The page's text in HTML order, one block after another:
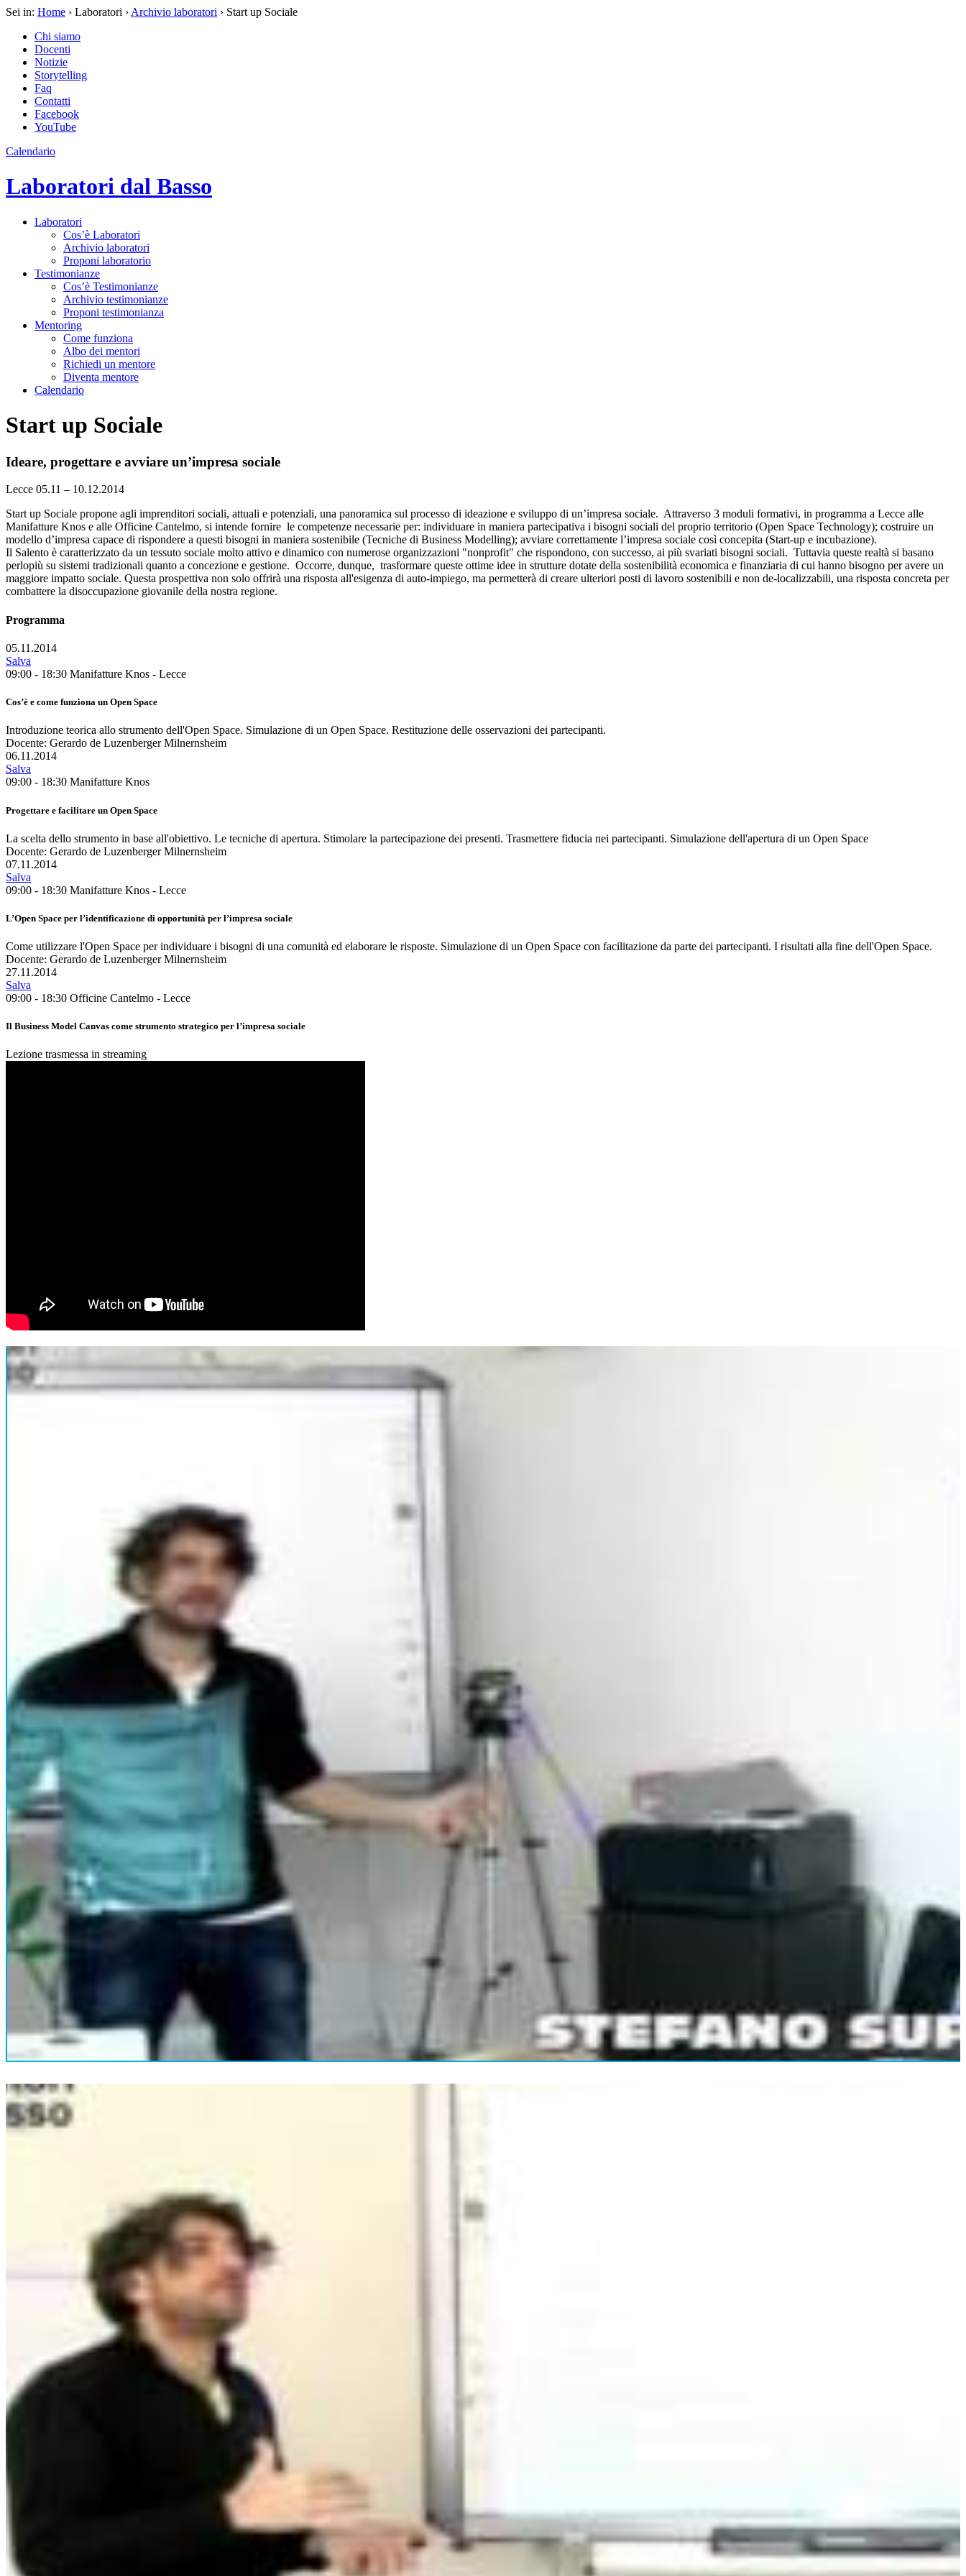
Sei in: Home › Laboratori › Archivio laboratori › Start up Sociale
Chi siamo
Docenti
Notizie
Storytelling
Faq
Contatti
Facebook
YouTube
Calendario
Laboratori dal Basso
Laboratori
Cos’è Laboratori
Archivio laboratori
Proponi laboratorio
Testimonianze
Cos’è Testimonianze
Archivio testimonianze
Proponi testimonianza
Mentoring
Come funziona
Albo dei mentori
Richiedi un mentore
Diventa mentore
Calendario
Start up Sociale
Ideare, progettare e avviare un’impresa sociale
Lecce 05.11 – 10.12.2014
Start up Sociale propone agli imprenditori sociali, attuali e potenziali, una panoramica sul processo di ideazione e sviluppo di un’impresa sociale. Attraverso 3 moduli formativi, in programma a Lecce alle
Manifatture Knos e alle Officine Cantelmo, si intende fornire le competenze necessarie per: individuare in maniera partecipativa i bisogni sociali del proprio territorio (Open Space Technology); costruire un
modello d’impresa capace di rispondere a questi bisogni in maniera sostenibile (Tecniche di Business Modelling); avviare correttamente l’impresa sociale così concepita (Start-up e incubazione).
Il Salento è caratterizzato da un tessuto sociale molto attivo e dinamico con numerose organizzazioni "nonprofit" che rispondono, con successo, ai più svariati bisogni sociali. Tuttavia queste realtà si basano
perlopiù su sistemi tradizionali quanto a concezione e gestione. Occorre, dunque, trasformare queste ottime idee in strutture dotate della sostenibilità economica e finanziaria di cui hanno bisogno per avere un
maggiore impatto sociale. Questa prospettiva non solo offrirà una risposta all'esigenza di auto-impiego, ma permetterà di creare ulteriori posti di lavoro sostenibili e non de-localizzabili, una risposta concreta per
combattere la disoccupazione giovanile della nostra regione.
Programma
05.11.2014
Salva
09:00 - 18:30 Manifatture Knos - Lecce
Cos’è e come funziona un Open Space
Introduzione teorica allo strumento dell'Open Space. Simulazione di un Open Space. Restituzione delle osservazioni dei partecipanti.
Docente: Gerardo de Luzenberger Milnernsheim
06.11.2014
Salva
09:00 - 18:30 Manifatture Knos
Progettare e facilitare un Open Space
La scelta dello strumento in base all'obiettivo. Le tecniche di apertura. Stimolare la partecipazione dei presenti. Trasmettere fiducia nei partecipanti. Simulazione dell'apertura di un Open Space
Docente: Gerardo de Luzenberger Milnernsheim
07.11.2014
Salva
09:00 - 18:30 Manifatture Knos - Lecce
L’Open Space per l’identificazione di opportunità per l’impresa sociale
Come utilizzare l'Open Space per individuare i bisogni di una comunità ed elaborare le risposte. Simulazione di un Open Space con facilitazione da parte dei partecipanti. I risultati alla fine dell'Open Space.
Docente: Gerardo de Luzenberger Milnernsheim
27.11.2014
Salva
09:00 - 18:30 Officine Cantelmo - Lecce
Il Business Model Canvas come strumento strategico per l’impresa sociale
Lezione trasmessa in streaming